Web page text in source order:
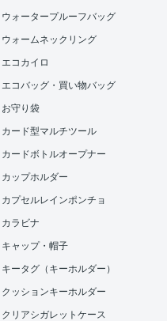
ウォータープルーフバッグ
ウォームネックリング
エコカイロ
エコバッグ・買い物バッグ
お守り袋
カード型マルチツール
カードボトルオープナー
カップホルダー
カプセルレインポンチョ
カラビナ
キャップ・帽子
キータグ（キーホルダー）
クッションキーホルダー
クリアシガレットケース